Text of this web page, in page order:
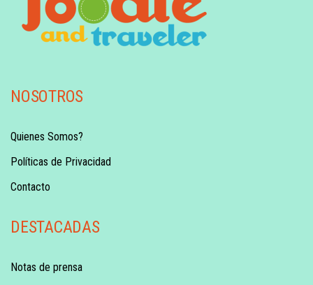
NOSOTROS
Quienes Somos?
Políticas de Privacidad
Contacto
DESTACADAS
Notas de prensa